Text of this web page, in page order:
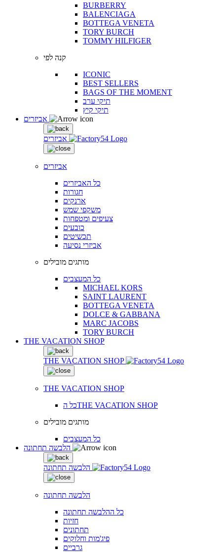
BURBERRY
BALENCIAGA
BOTTEGA VENETA
TORY BURCH
TOMMY HILFIGER
קנה לפי
ICONIC
BEST SELLERS
BAGS OF THE MOMENT
תיקי ערב
תיקי קיץ
אביזרים
אביזרים
כל האביזרים
חגורות
ארנקים
משקפי שמש
צעיפים ומטפחות
כובעים
תכשיטים
אביזרי נסיעה
מותגים מובילים
כל המעצבים
MICHAEL KORS
SAINT LAURENT
BOTTEGA VENETA
DOLCE & GABBANA
MARC JACOBS
TORY BURCH
THE VACATION SHOP
THE VACATION SHOP
THE VACATION SHOP
כל הTHE VACATION SHOP
מותגים מובילים
כל המעצבים
הלבשה תחתונה
הלבשה תחתונה
כל ההלבשה תחתונה
חזיות
תחתונים
פיג'מות וחלוקים
גרביים